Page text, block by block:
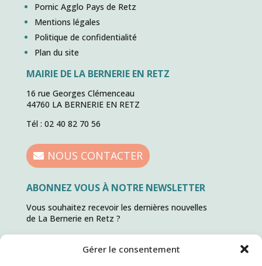
Gérer le consentement
Pornic Agglo Pays de Retz
Mentions légales
Politique de confidentialité
Plan du site
MAIRIE DE LA BERNERIE EN RETZ
16 rue Georges Clémenceau
44760 LA BERNERIE EN RETZ
Tél : 02 40 82 70 56
NOUS CONTACTER
ABONNEZ VOUS À NOTRE NEWSLETTER
Vous souhaitez recevoir les dernières nouvelles
de La Bernerie en Retz ?
ABONNEZ VOUS !